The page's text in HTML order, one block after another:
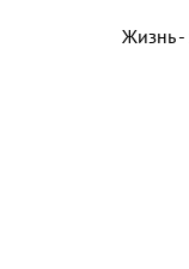
Жизнь -